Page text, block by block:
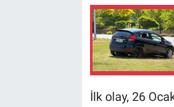
İlk olay, 26